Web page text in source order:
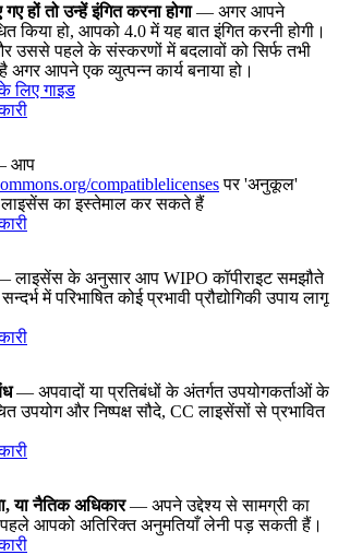
हों तो उन्हें इंगित करना होगा— अगर आपने
किया हो, आपको 4.0 में यह बात इंगित करनी होगी।
उससे पहले के संस्करणों में बदलावों को सिर्फ तभी
अगर आपने एक व्युत्पन्न कार्य बनाया हो।
लिए गाइड
आप
compatiblelicensesपर 'अनुकूल'
लाइसेंस का इस्तेमाल कर सकते हैं
लाइसेंस के अनुसार आप WIPO कॉपीराइट समझौते
में परिभाषित कोई प्रभावी प्रौद्योगिकी उपाय लागू
— अपवादों या प्रतिबंधों के अंतर्गत उपयोगकर्ताओं के
उपयोग और निष्पक्ष सौदे, CC लाइसेंसों से प्रभावित
या नैतिक अधिकार— अपने उद्देश्य से सामग्री का
आपको अतिरिक्त अनुमतियाँ लेनी पड़ सकती हैं।